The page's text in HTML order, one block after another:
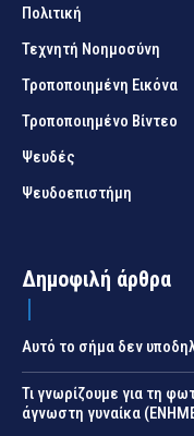
Πολιτική
Τεχνητή Νοημοσύνη
Τροποποιημένη Εικόνα
Τροποποιημένο Βίντεο
Ψευδές
Ψευδοεπιστήμη
Δημοφιλή άρθρα
Αυτό το σήμα δεν
Τι γνωρίζουμε για τη
άγνωστη γυναίκα